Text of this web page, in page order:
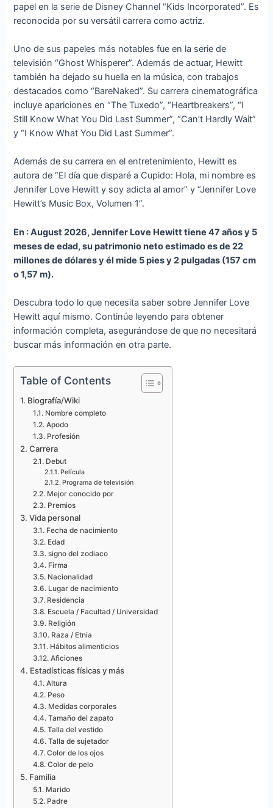
papel en la serie de Disney Channel “Kids Incorporated”. Es
reconocida por su versátil carrera como actriz.
Uno de sus papeles más notables fue en la serie de
televisión “Ghost Whisperer”. Además de actuar, Hewitt
también ha dejado su huella en la música, con trabajos
destacados como “BareNaked”. Su carrera cinematográfica
incluye apariciones en “The Tuxedo”, “Heartbreakers”, “I
Still Know What You Did Last Summer”, “Can’t Hardly Wait”
y “I Know What You Did Last Summer”.
Además de su carrera en el entretenimiento, Hewitt es
autora de “El día que disparé a Cupido: Hola, mi nombre es
Jennifer Love Hewitt y soy adicta al amor” y “Jennifer Love
Hewitt’s Music Box, Volumen 1”.
En : August 2026, Jennifer Love Hewitt tiene 47 años y 5
meses de edad, su patrimonio neto estimado es de 22
millones de dólares y él mide 5 pies y 2 pulgadas (157 cm
o 1,57 m).
Descubra todo lo que necesita saber sobre Jennifer Love
Hewitt aquí mismo. Continúe leyendo para obtener
información completa, asegurándose de que no necesitará
buscar más información en otra parte.
Table of Contents
Biografía/Wiki
Nombre completo
Apodo
Profesión
Carrera
Debut
Película
Programa de televisión
Mejor conocido por
Premios
Vida personal
Fecha de nacimiento
Edad
signo del zodiaco
Firma
Nacionalidad
Lugar de nacimiento
Residencia
Escuela / Facultad / Universidad
Religión
Raza / Etnia
Hábitos alimenticios
Aficiones
Estadísticas físicas y más
Altura
Peso
Medidas corporales
Tamaño del zapato
Talla del vestido
Talla de sujetador
Color de los ojos
Color de pelo
Familia
Marido
Padre